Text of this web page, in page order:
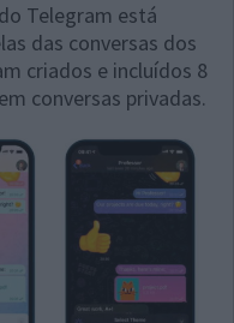
Telegram está
das conversas dos
criados e incluídos 8
conversas privadas.